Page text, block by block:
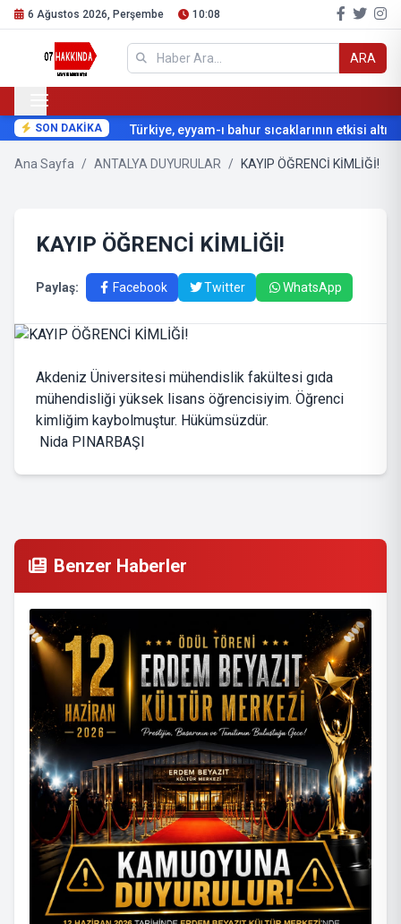
6 Ağustos 2026, Perşembe 10:08
ARA
SON DAKİKA Türkiye, eyyam-ı bahur sıcaklarının etkisi altına
Ana Sayfa / ANTALYA DUYURULAR / KAYIP ÖĞRENCİ KİMLİĞİ!
KAYIP ÖĞRENCİ KİMLİĞİ!
Paylaş: Facebook Twitter WhatsApp
Akdeniz Üniversitesi mühendislik fakültesi gıda
mühendisliği yüksek lisans öğrencisiyim. Öğrenci
kimliğim kaybolmuştur. Hükümsüzdür.
Nida PINARBAŞI
Benzer Haberler